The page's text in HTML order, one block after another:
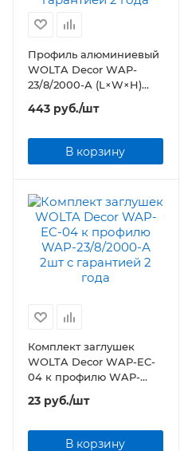
Профиль алюминиевый
WOLTA Decor WAP-
23/8/2000-А (L×W×H)
2000х23,42х8,76мм
анодированный
443 руб./шт
В корзину
Комплект заглушек
WOLTA Decor WAP-EC-
04 к профилю WAP-
23/8/2000-А 2шт
23 руб./шт
В корзину